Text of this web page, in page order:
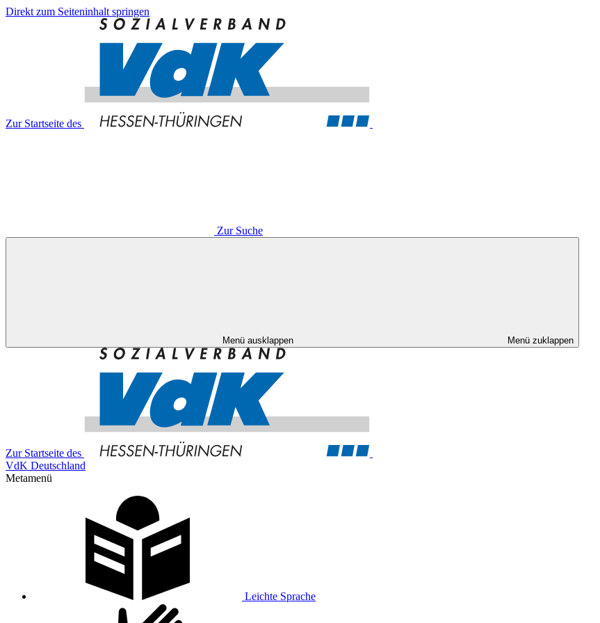
Direkt zum Seiteninhalt springen
Zur Startseite des
Zur Suche
Menü ausklappen Menü zuklappen
Zur Startseite des
VdK Deutschland
Metamenü
Leichte Sprache